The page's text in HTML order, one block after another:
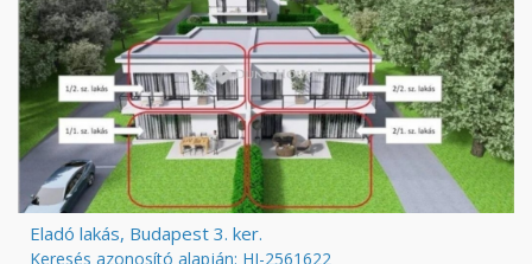
Eladó lakás, Budapest 3. ker.
Keresés azonosító alapján: HI-2561622